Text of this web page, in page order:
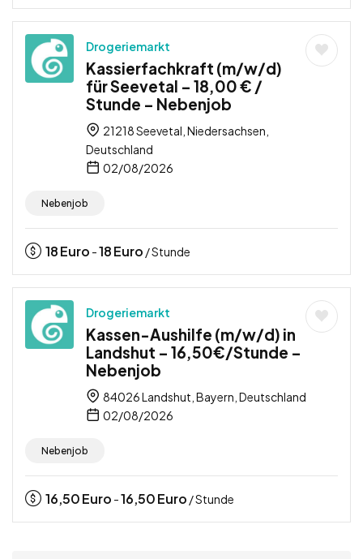
Drogeriemarkt
Kassierfachkraft (m/w/d)
für Seevetal – 18,00 € /
Stunde – Nebenjob
21218 Seevetal, Niedersachsen,
Deutschland
02/08/2026
Nebenjob
18Euro -18Euro / Stunde
Drogeriemarkt
Kassen-Aushilfe (m/w/d) in
Landshut – 16,50€/Stunde –
Nebenjob
84026 Landshut, Bayern, Deutschland
02/08/2026
Nebenjob
16,50Euro -16,50Euro / Stunde